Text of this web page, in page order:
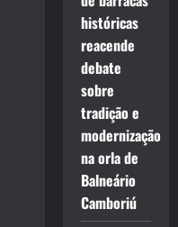
históricas
reacende
debate
sobre
tradição e
modernização
na orla de
Balneário
Camboriú